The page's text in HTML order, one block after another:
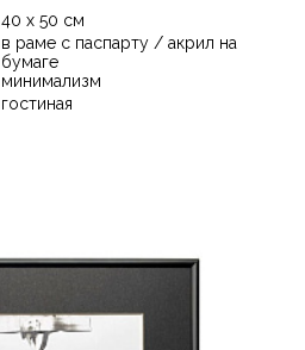
40 х 50 см
в раме с паспарту / акрил на
бумаге
минимализм
гостиная